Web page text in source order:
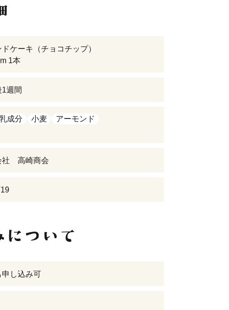
ケーキ（チョコチップ）
1本
週間
成分 小麦 アーモンド
社 高崎商会
申し込み可